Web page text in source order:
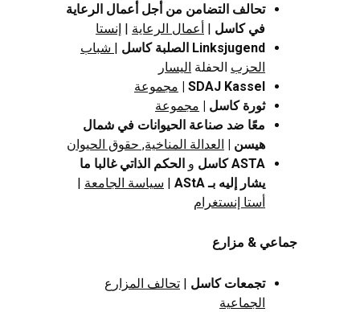
تحالف التضامن من أجل أعمال الرعاية
في كاسل | أعمال الرعاية | إنستا
Linksjugend الصلبة كاسل
| شباب
الحزب الحفلة اليسار
SDAJ Kassel |
مجموعة
ثورة كاسل | مجموعة
معًا ضد صناعة الحيوانات في شمال
هيسن | العدالة المناخية, حقوق الحيوان
ASTA كاسل
و الحكم الذاتي غالبا ما
يشار إليه بـ AStA
| سياسة الجامعة |
أستا إنستغرام
جماعي & مزارع
تجمعات كاسل
تحالف المزارع
الجماعية